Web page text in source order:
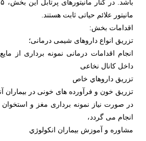
مانیتور علائم حیاتی ثابت هستند.
اقدامات بخش:
تزریق انواع داروهای شیمی درمانی؛
انجام اقدامات درمانی نمونه برداری از
داخل کانال نخاعی
تزريق داروهاي خاص
تزریق خون و فرآورده های خونی در بیماران
در صورت نیاز نمونه برداری مغز و
انجام می گردد،
مشاوره و آموزش بيماران انكولوژي